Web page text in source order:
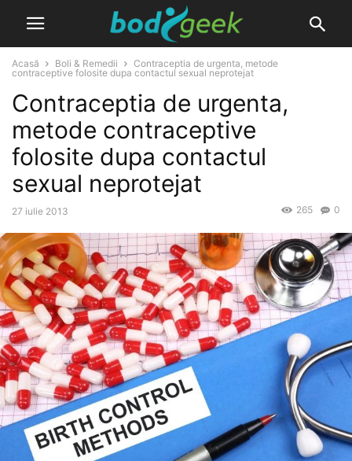
Acasă Boli & Remedii
Contraceptia de urgenta, metode
contraceptive folosite dupa contactul sexual neprotejat
Contraceptia de urgenta,
metode contraceptive
folosite dupa contactul
sexual neprotejat
27 iulie 2013 0
265